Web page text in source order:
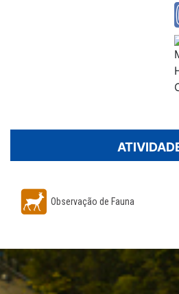
Observação de Fauna